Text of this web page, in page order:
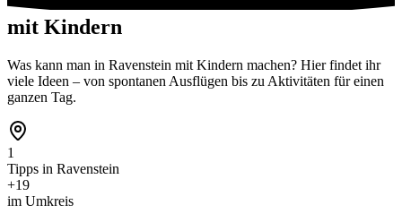
mit Kindern
Was kann man in Ravenstein mit Kindern machen? Hier findet ihr
viele Ideen – von spontanen Ausflügen bis zu Aktivitäten für einen
ganzen Tag.
1
Tipps in Ravenstein
+19
im Umkreis